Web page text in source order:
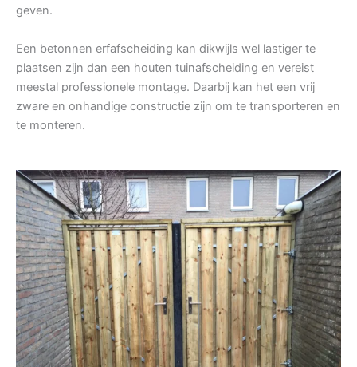
geven.
Een betonnen erfafscheiding kan dikwijls wel lastiger te
plaatsen zijn dan een houten tuinafscheiding en vereist
meestal professionele montage. Daarbij kan het een vrij
zware en onhandige constructie zijn om te transporteren en
te monteren.